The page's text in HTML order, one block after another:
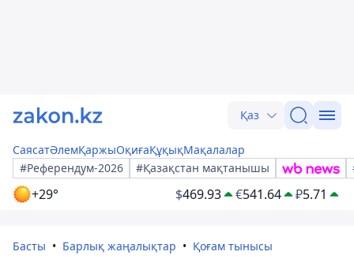
Қаз
СаясатӘлемҚаржыОқиғаҚұқықМақалалар
#Референдум-2026
#Қазақстан мақтанышы
+29° $469.93 €541.64 ₽5.71
Басты Барлық жаңалықтар Қоғам тынысы